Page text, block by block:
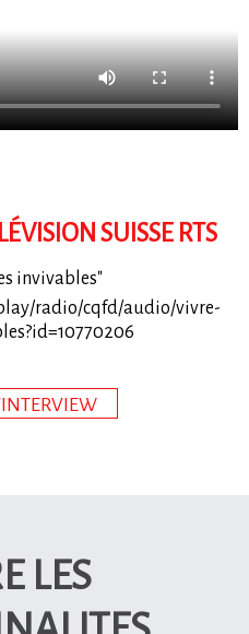
SUISSE RTS
invivables"
radio/cqfd/audio/vivre-
LES